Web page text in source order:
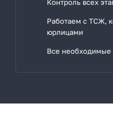
Контроль всех
Работаем с ТСЖ,
юрлицами
Все необходимые